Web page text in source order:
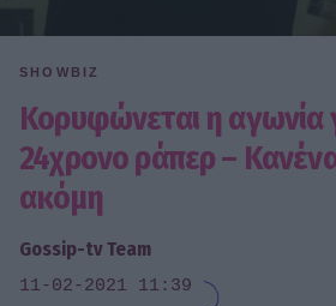
SHOWBIZ
Κορυφώνεται η αγωνία
24χρονο ράπερ –
ακόμη
Gossip-tv Team
11-02-2021 11:39